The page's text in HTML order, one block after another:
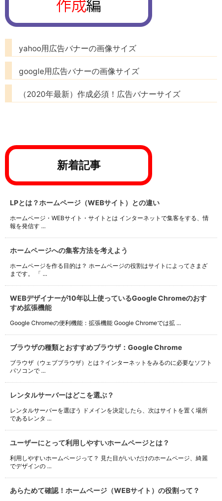
yahoo用広告バナーの画像サイズ
google用広告バナーの画像サイズ
（2020年最新）作成必須！広告バナーサイズ
新着記事
LPとは？ホームページ（WEBサイト）との違い
ホームページ・WEBサイト・サイトとは インターネットで集客をする、情
報を発信す ...
ホームページへの集客方法を考えよう
ホームページを作る目的は？ ホームページの役割はサイトによってさまざ
まです。 「 ...
WEBデザイナーが10年以上使っているGoogle Chromeのおす
すめ拡張機能
Google Chromeの便利機能：拡張機能 Google Chromeでは拡 ...
ブラウザの種類とおすすめブラウザ：Google Chrome
ブラウザ（ウェブブラウザ）とは？インターネットをみるのに必要なソフト
パソコンで ...
レンタルサーバーはどこを選ぶ？
レンタルサーバーを選ぼう ドメインを決定したら、次はサイトを置く場所
であるレンタ ...
ユーザーにとって利用しやすいホームページとは？
利用しやすいホームページって？ 見た目がいいだけのホームページ、綺麗
でデザインの ...
あらためて確認！ホームページ（WEBサイト）の役割って？